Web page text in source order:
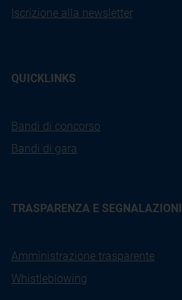
Iscrizione alla newsletter
QUICKLINKS
Bandi di concorso
Bandi di gara
TRASPARENZA E SEGNALAZIONI
Amministrazione trasparente
Whistleblowing